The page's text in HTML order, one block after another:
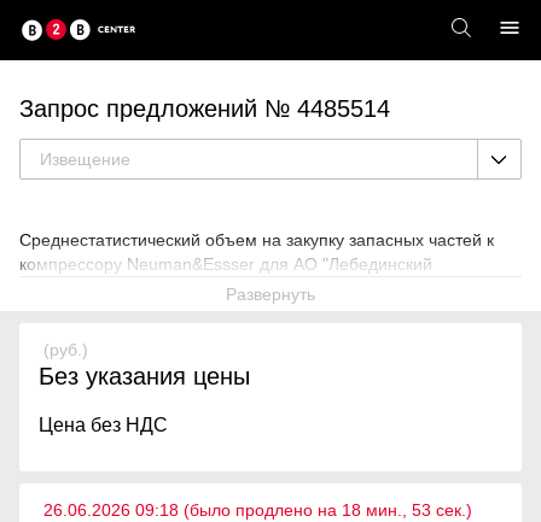
Запрос предложений № 4485514
Извещение
Среднестатистический объем на закупку запасных частей к
компрессору Neuman&Essser для АО "Лебединский
Развернуть
(руб.)
Без указания цены
Цена без НДС
26.06.2026 09:18 (было продлено на 18 мин., 53 cек.)